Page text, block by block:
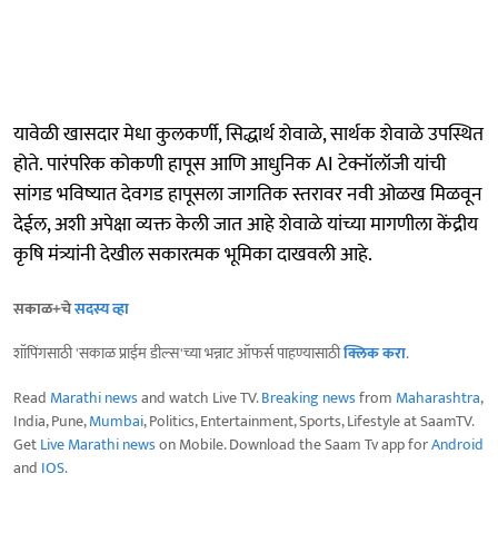
यावेळी खासदार मेधा कुलकर्णी, सिद्धार्थ शेवाळे, सार्थक शेवाळे उपस्थित
होते. पारंपरिक कोकणी हापूस आणि आधुनिक AI टेक्नॉलॉजी यांची
सांगड भविष्यात देवगड हापूसला जागतिक स्तरावर नवी ओळख मिळवून
देईल, अशी अपेक्षा व्यक्त केली जात आहे शेवाळे यांच्या मागणीला केंद्रीय
कृषि मंत्र्यांनी देखील सकारत्मक भूमिका दाखवली आहे.
सकाळ+चेसदस्य व्हा
शॉपिंगसाठी 'सकाळ प्राईम डील्स'च्या भन्नाट ऑफर्स पाहण्यासाठीक्लिक करा.
Read Marathi newsand watch Live TV.Breaking newsfrom Maharashtra,
India, Pune,Mumbai, Politics, Entertainment, Sports, Lifestyle at SaamTV.
GetLive Marathi newson Mobile. Download the Saam Tv app forAndroid
and IOS.